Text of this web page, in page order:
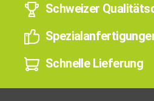
Schweizer
Schnelle Lieferung